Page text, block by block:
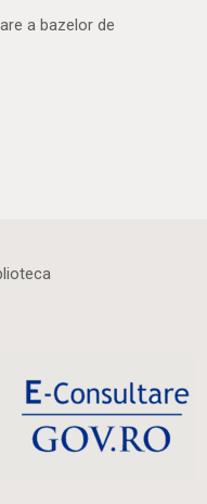
a bazelor de